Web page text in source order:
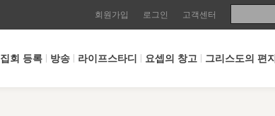
회원가입 로그인 고객센터
집회 등록 방송 라이프스타디 요셉의 창고 그리스도의 편지